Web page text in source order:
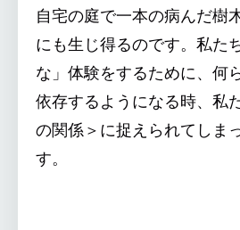
自宅の庭で一本の病んだ樹
にも生じ得るのです。私た
な」体験をするために、何
依存するようになる時、私
の関係＞に捉えられてしま
す。